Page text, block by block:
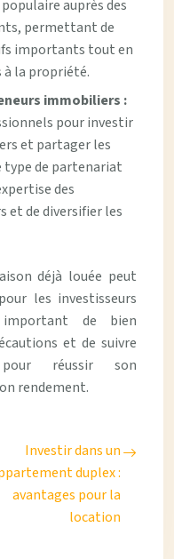
auprès des
permettant de
importants tout en
à la propriété.
immobiliers :
pour investir
et partager les
type de partenariat
des
et de diversifier les
déjà louée peut
les investisseurs
de bien
et de suivre
réussir son
rendement.
Investir dans un
duplex :
avantages pour la
location